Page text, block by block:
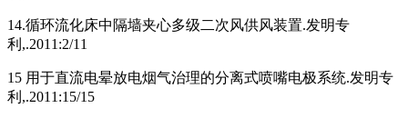
14.循环流化床中隔墙夹心多级二次风供风装置.发明专
利,.2011:2/11
15 用于直流电晕放电烟气治理的分离式喷嘴电极系统.发明专
利,.2011:15/15